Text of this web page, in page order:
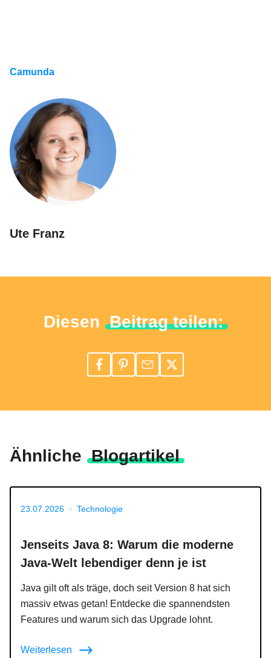
Camunda
Ute Franz
Diesen Beitrag teilen:
Ähnliche Blogartikel
23.07.2026 · Technologie
Jenseits Java 8: Warum die moderne
Java-Welt lebendiger denn je ist
Java gilt oft als träge, doch seit Version 8 hat sich
massiv etwas getan! Entdecke die spannendsten
Features und warum sich das Upgrade lohnt.
Weiterlesen